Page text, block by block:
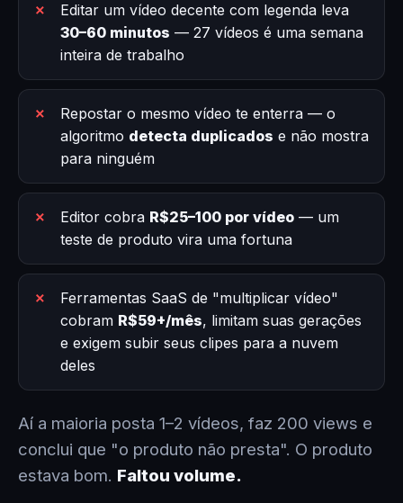
Editar um vídeo decente com legenda leva
30–60 minutos — 27 vídeos é uma semana
inteira de trabalho
Repostar o mesmo vídeo te enterra — o
algoritmo detecta duplicados e não mostra
para ninguém
Editor cobra R$25–100 por vídeo — um
teste de produto vira uma fortuna
Ferramentas SaaS de "multiplicar vídeo"
cobram R$59+/mês, limitam suas gerações
e exigem subir seus clipes para a nuvem
deles
Aí a maioria posta 1–2 vídeos, faz 200 views e
conclui que "o produto não presta". O produto
estava bom. Faltou volume.